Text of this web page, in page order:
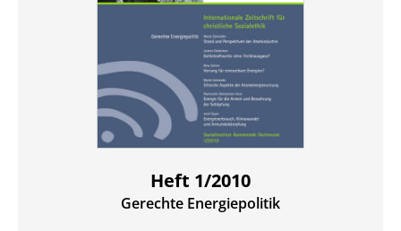
Heft 1/2010
:
Gerechte Energiepolitik